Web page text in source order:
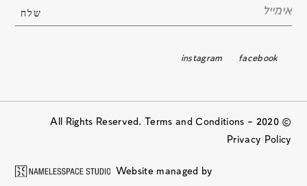
facebook
instagram
© 2020 All Rights Reserved. Terms and Conditions –
Privacy Policy
Website managed by